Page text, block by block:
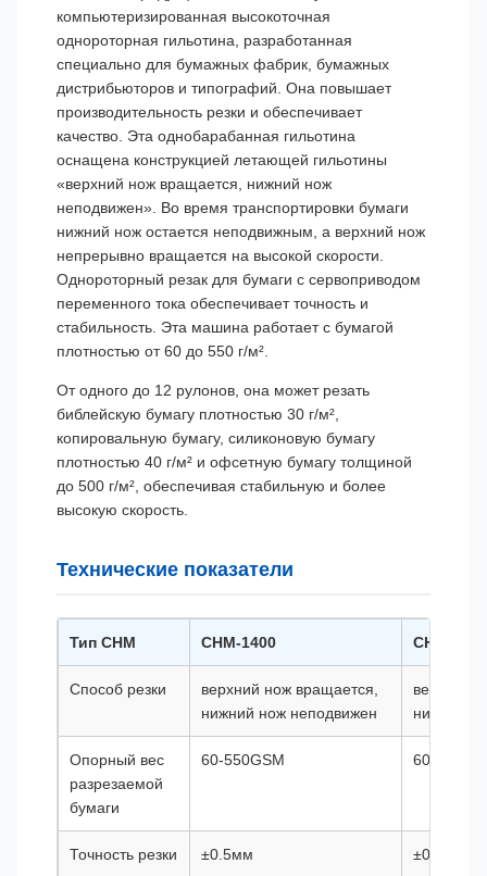
компьютеризированная высокоточная
однороторная гильотина, разработанная
специально для бумажных фабрик, бумажных
дистрибьюторов и типографий. Она повышает
производительность резки и обеспечивает
качество. Эта однобарабанная гильотина
оснащена конструкцией летающей гильотины
«верхний нож вращается, нижний нож
неподвижен». Во время транспортировки бумаги
нижний нож остается неподвижным, а верхний нож
непрерывно вращается на высокой скорости.
Однороторный резак для бумаги с сервоприводом
переменного тока обеспечивает точность и
стабильность. Эта машина работает с бумагой
плотностью от 60 до 550 г/м².
От одного до 12 рулонов, она может резать
библейскую бумагу плотностью 30 г/м²,
копировальную бумагу, силиконовую бумагу
плотностью 40 г/м² и офсетную бумагу толщиной
до 500 г/м², обеспечивая стабильную и более
высокую скорость.
Технические показатели
Тип CHM CHM-1400 CHM-1700
Способ резки
верхний нож вращается,
нижний нож неподвижен
верхний
нижний
Опорный вес
разрезаемой
бумаги
60-550GSM 60-
Точность резки ±0.5мм ±0.5мм